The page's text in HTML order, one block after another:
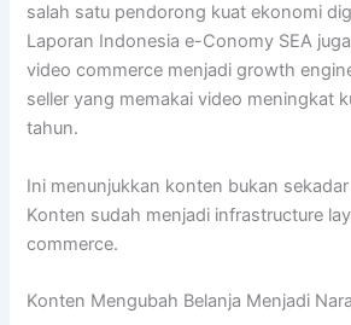
salah satu pendorong kuat ekonomi
Laporan Indonesia e-Conomy SEA
video commerce menjadi growth
seller yang memakai video meningkat
tahun.
Ini menunjukkan konten bukan
Konten sudah menjadi infrastructure
commerce.
Konten Mengubah Belanja Menjadi